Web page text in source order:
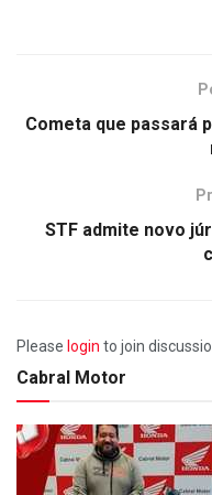
Cometa que passará
STF admite novo
Please login to join
Cabral Motor